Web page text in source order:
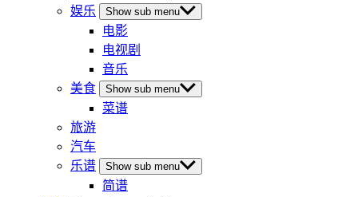
娱乐 Show sub menu
电影
电视剧
音乐
美食
Show sub menu
菜谱
旅游
汽车
乐谱
Show sub menu
简谱